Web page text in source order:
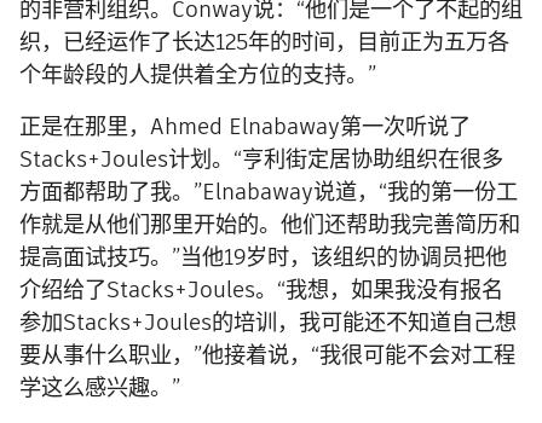
的非营利组织。Conway说：“他们是一个了不起的组
织，已经运作了长达125年的时间，目前正为五万各
个年龄段的人提供着全方位的支持。”
正是在那里，Ahmed Elnabaway第一次听说了
Stacks+Joules计划。“亨利街定居协助组织在很多
方面都帮助了我。”Elnabaway说道，“我的第一份工
作就是从他们那里开始的。他们还帮助我完善简历和
提高面试技巧。”当他19岁时，该组织的协调员把他
介绍给了Stacks+Joules。“我想，如果我没有报名
参加Stacks+Joules的培训，我可能还不知道自己想
要从事什么职业，”他接着说，“我很可能不会对工程
学这么感兴趣。”